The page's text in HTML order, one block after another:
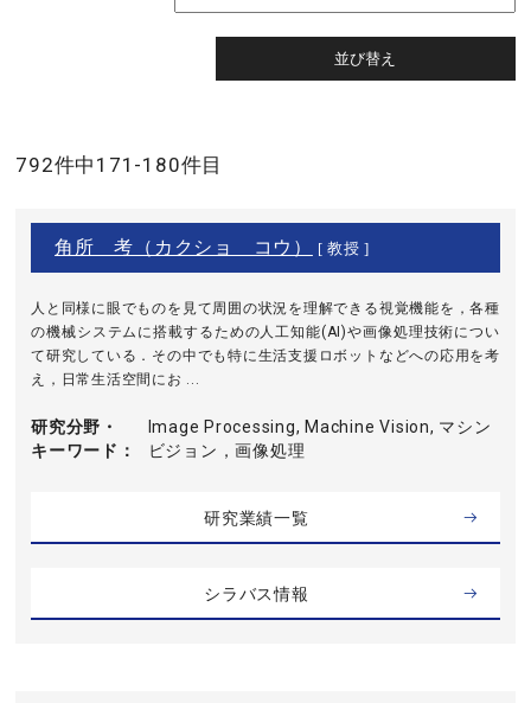
792件中171-180件目
角所 考（カクショ コウ） [ 教授 ]
人と同様に眼でものを見て周囲の状況を理解できる視覚機能を，各種
の機械システムに搭載するための人工知能(AI)や画像処理技術につい
て研究している．その中でも特に生活支援ロボットなどへの応用を考
え，日常生活空間にお ...
研究分野・
キーワード
Image Processing, Machine Vision, マシン
ビジョン，画像処理
研究業績一覧
シラバス情報